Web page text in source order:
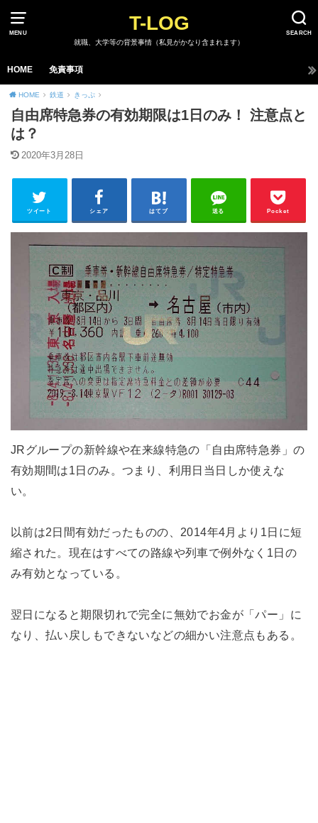
MENU SEARCH
T-LOG
就職、大学等の背景事情（私見がかなり含まれます）
HOME 免責事項
HOME 鉄道 きっぷ
自由席特急券の有効期限は1日のみ！ 注意点と
は？
2020年3月28日
ツイート シェア はてブ 送る Pocket
JRグループの新幹線や在来線特急の「自由席特急券」の
有効期間は1日のみ。つまり、利用日当日しか使えな
い。
以前は2日間有効だったものの、2014年4月より1日に短
縮された。現在はすべての路線や列車で例外なく1日の
み有効となっている。
翌日になると期限切れで完全に無効でお金が「パー」に
なり、払い戻しもできないなどの細かい注意点もある。